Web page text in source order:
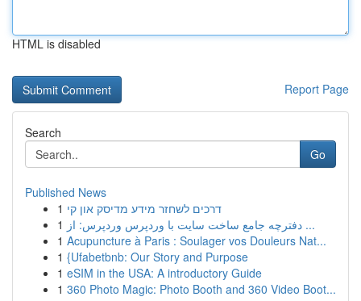
HTML is disabled
Report Page
Search
Go
Published News
1 דרכים לשחזר מידע מדיסק און קי
1
دفترچه جامع ساخت سایت با وردپرس وردپرس: از ...
1 Acupuncture à Paris : Soulager vos Douleurs Nat...
1 {Ufabetbnb: Our Story and Purpose
1 eSIM in the USA: A introductory Guide
1 360 Photo Magic: Photo Booth and 360 Video Boot...